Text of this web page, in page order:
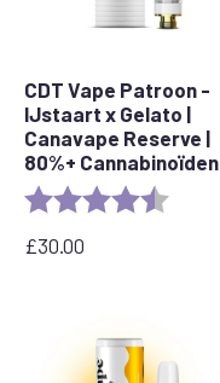
CDT Vape Patroon -
IJstaart x Gelato |
Canavape Reserve |
80%+ Cannabinoïden
Beoordeling:
£30.00